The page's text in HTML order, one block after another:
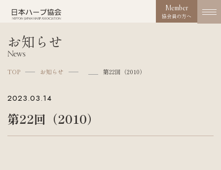
Competition
Member
協会員の方へ
お知らせ
News
TOP お知らせ 第22回（2010）
2023.03.14
第22回（2010）